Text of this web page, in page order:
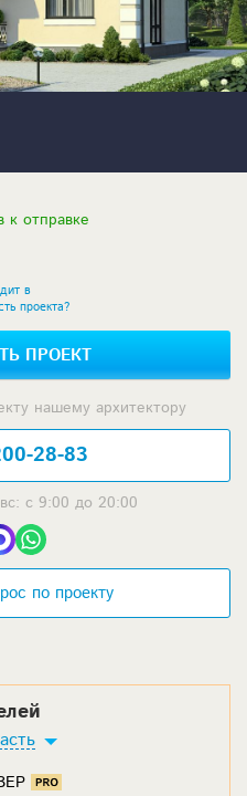
к отправке
в
проекта?
ПРОЕКТ
нашему архитектору
28-83
с 9:00 до 20:00
по проекту